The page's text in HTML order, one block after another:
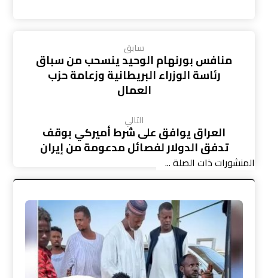
سابق
منافس بورنهام الوحيد ينسحب من سباق
رئاسة الوزراء البريطانية وزعامة حزب
العمال
التالي
العراق يوافق على شرط أميركي بوقف
تدفق الدولار لفصائل مدعومة من إيران
المنشورات ذات الصلة ...